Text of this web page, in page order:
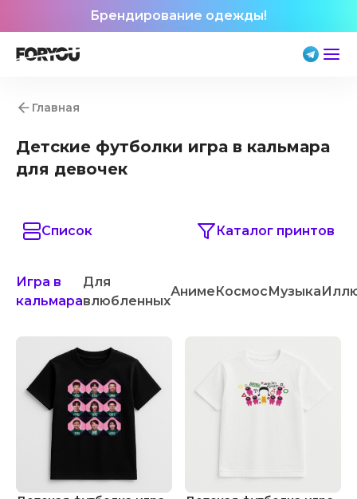
Брендирование одежды!
Главная
Детские футболки игра в кальмара
для девочек
Список Каталог принтов
Игра в
кальмара
Для
влюбленных
АнимеКосмосМузыка